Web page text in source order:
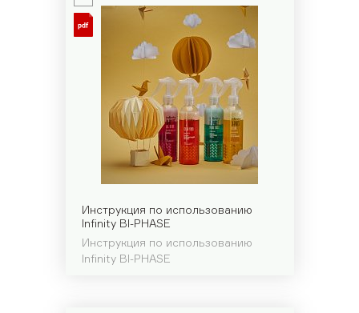
Инструкция по использованию
Infinity BI-PHASE
Инструкция по использованию
Infinity BI-PHASE